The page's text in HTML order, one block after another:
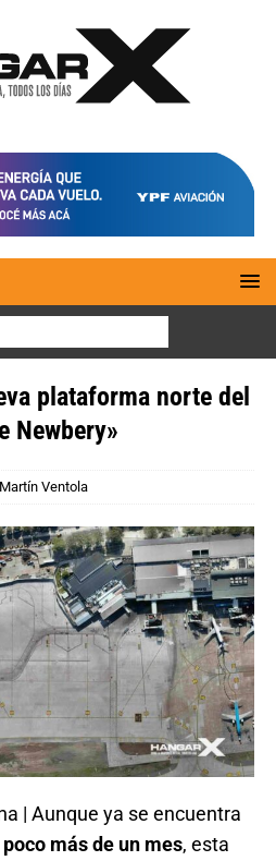
plataforma norte del
Newbery»
Ventola
| Aunque ya se encuentra
más de un mes, esta